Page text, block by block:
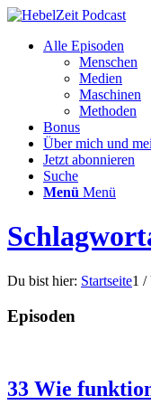
Alle Episoden
Menschen
Medien
Maschinen
Methoden
Bonus
Über mich und
Jetzt abonnieren
Suche
Menü Menü
Du bist hier: Startseite1 /
Episoden
33 Wie